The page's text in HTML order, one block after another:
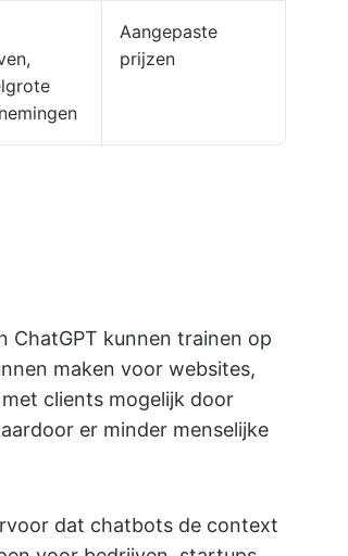
Aangepaste
prijzen
ChatGPT kunnen trainen op
maken voor websites,
clients mogelijk door
er minder menselijke
dat chatbots de context